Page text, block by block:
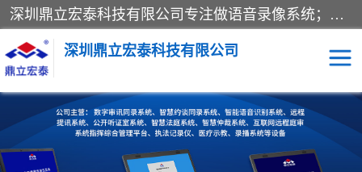
深圳鼎立宏泰科技有限公司专注做语音录像系统；主要服务有：约谈室同步录音录像系统、设计数字询问同步录音录像、数字约谈室同步录音录像、公开听证室、智慧庭审、智能语音识别转写、远程提讯（提审）、记录仪、远程指挥综合管理平台、录播系统等
深圳鼎立宏泰科技有限公司
同步录音录像设备 便携式审讯设备